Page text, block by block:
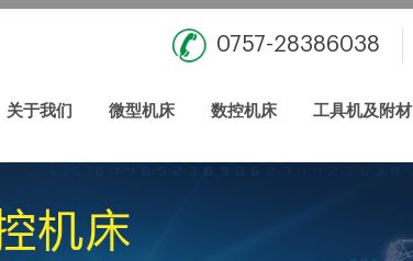
0757-28386038
关于我们 微型机床 数控机床 工具机及附材